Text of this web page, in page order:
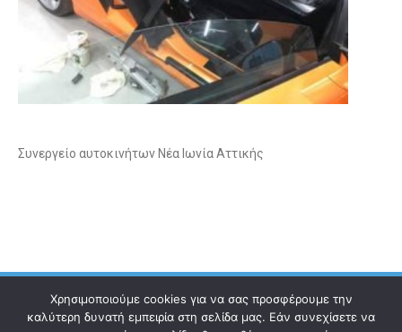
Συνεργείο αυτοκινήτων Νέα Ιωνία Αττικής
Χρησιμοποιούμε cookies για να σας προσφέρουμε την
καλύτερη δυνατή εμπειρία στη σελίδα μας. Εάν συνεχίσετε να